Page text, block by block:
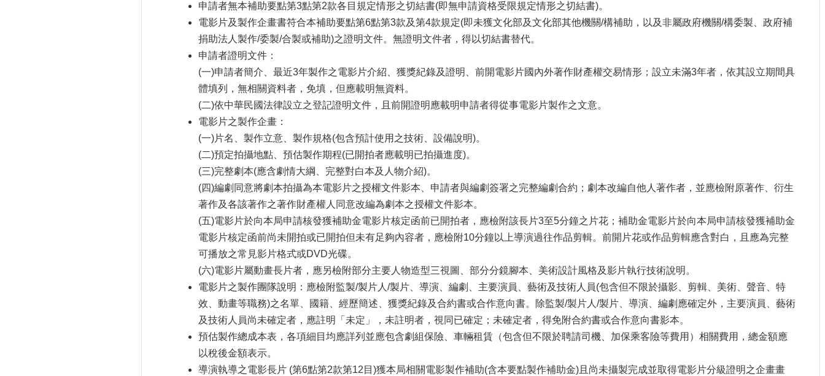
申請者無本補助要點第3點第2款各目規定情形之切結書(即無申請資格受限規定情形之切結書)。
電影片及製作企畫書符合本補助要點第6點第3款及第4款規定(即未獲文化部及文化部其他機關/構補助，以及非屬政府機關/構委製、政府補
捐助法人製作/委製/合製或補助)之證明文件。無證明文件者，得以切結書替代。
申請者證明文件：
(一)申請者簡介、最近3年製作之電影片介紹、獲獎紀錄及證明、前開電影片國內外著作財產權交易情形；設立未滿3年者，依其設立期間具
體填列，無相關資料者，免填，但應載明無資料。
(二)依中華民國法律設立之登記證明文件，且前開證明應載明申請者得從事電影片製作之文意。
電影片之製作企畫：
(一)片名、製作立意、製作規格(包含預計使用之技術、設備說明)。
(二)預定拍攝地點、預估製作期程(已開拍者應載明已拍攝進度)。
(三)完整劇本(應含劇情大綱、完整對白本及人物介紹)。
(四)編劇同意將劇本拍攝為本電影片之授權文件影本、申請者與編劇簽署之完整編劇合約；劇本改編自他人著作者，並應檢附原著作、衍生
著作及各該著作之著作財產權人同意改編為劇本之授權文件影本。
(五)電影片於向本局申請核發獲補助金電影片核定函前已開拍者，應檢附該長片3至5分鐘之片花；補助金電影片於向本局申請核發獲補助金
電影片核定函前尚未開拍或已開拍但未有足夠內容者，應檢附10分鐘以上導演過往作品剪輯。前開片花或作品剪輯應含對白，且應為完整
可播放之常見影片格式或DVD光碟。
(六)電影片屬動畫長片者，應另檢附部分主要人物造型三視圖、部分分鏡腳本、美術設計風格及影片執行技術說明。
電影片之製作團隊說明：應檢附監製/製片人 /製片、導演、編劇、主要演員、藝術及技術人員(包含但不限於攝影、剪輯、美術、聲音、特
效、動畫等職務)之名單、國籍、經歷簡述、獲獎紀錄及合約書或合作意向書。除監製/製片人 /製片、導演、編劇應確定外，主要演員、藝術
及技術人員尚未確定者，應註明「未定」，未註明者，視同已確定；未確定者，得免附合約書或合作意向書影本。
預估製作總成本表，各項細目均應詳列並應包含劇組保險、車輛租賃（包含但不限於聘請司機、加保乘客險等費用）相關費用，總金額應
以稅後金額表示。
導演執導之電影長片 (第6點第2款第12 目 )獲本局相關電影製作補助(含本要點製作補助金) 且尚未攝製完成並取得電影片分級證明之企畫畫